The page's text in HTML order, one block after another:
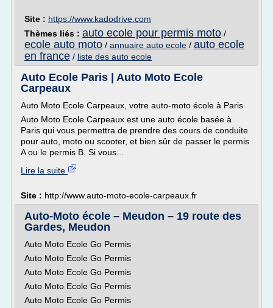
Site : https://www.kadodrive.com
Thèmes liés : auto ecole pour permis moto /
ecole auto moto / annuaire auto ecole / auto ecole
en france / liste des auto ecole
Auto Ecole Paris | Auto Moto Ecole
Carpeaux
Auto Moto Ecole Carpeaux, votre auto-moto école à Paris
Auto Moto Ecole Carpeaux est une auto école basée à
Paris qui vous permettra de prendre des cours de conduite
pour auto, moto ou scooter, et bien sûr de passer le permis
A ou le permis B. Si vous...
Lire la suite
Site : http://www.auto-moto-ecole-carpeaux.fr
Auto-Moto école – Meudon – 19 route des
Gardes, Meudon
Auto Moto Ecole Go Permis
Auto Moto Ecole Go Permis
Auto Moto Ecole Go Permis
Auto Moto Ecole Go Permis
Auto Moto Ecole Go Permis